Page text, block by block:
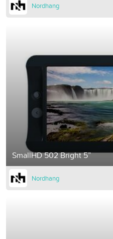
Nordhang
SmallHD 502 Bright 5”
Nordhang